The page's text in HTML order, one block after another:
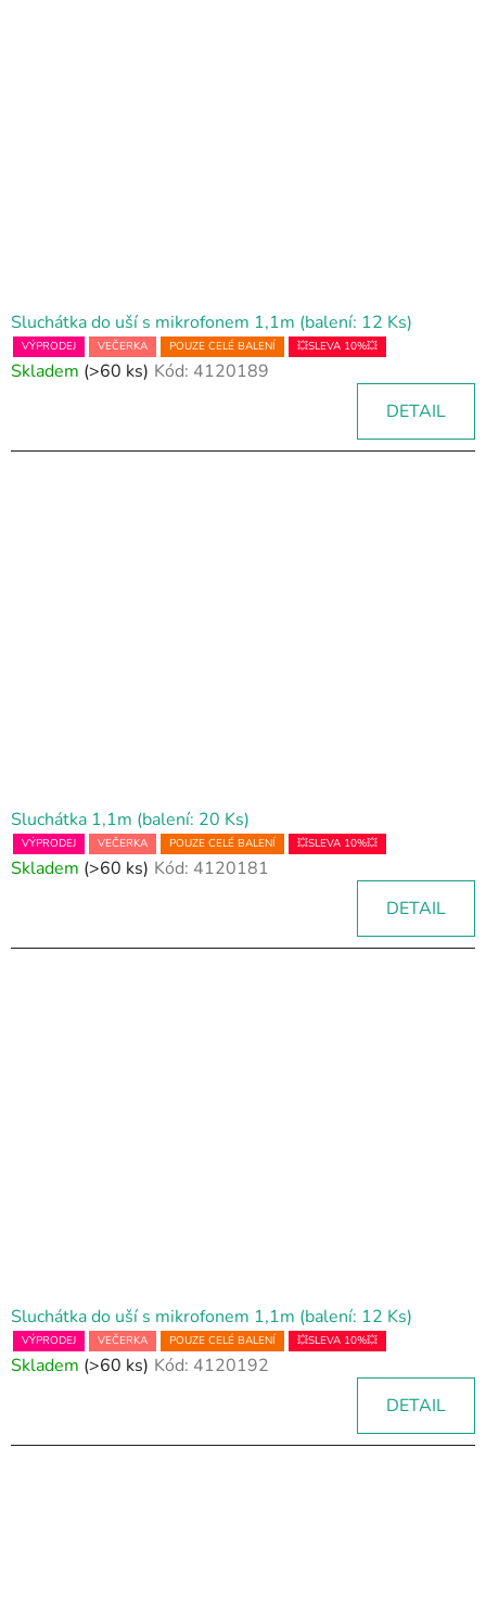
Sluchátka do uší s mikrofonem 1,1m (balení: 12 Ks)
VÝPRODEJ VEČERKA POUZE CELÉ BALENÍ 💥SLEVA 10%💥
Skladem (>60 ks) Kód: 4120189
DETAIL
Sluchátka 1,1m (balení: 20 Ks)
VÝPRODEJ VEČERKA POUZE CELÉ BALENÍ 💥SLEVA 10%💥
Skladem (>60 ks) Kód: 4120181
DETAIL
Sluchátka do uší s mikrofonem 1,1m (balení: 12 Ks)
VÝPRODEJ VEČERKA POUZE CELÉ BALENÍ 💥SLEVA 10%💥
Skladem (>60 ks) Kód: 4120192
DETAIL